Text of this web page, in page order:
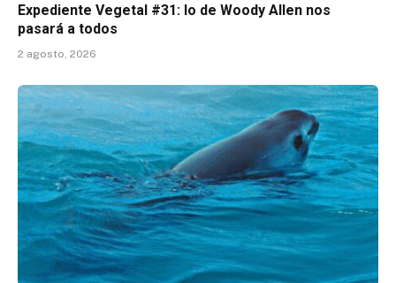
Expediente Vegetal #31: lo de Woody Allen nos
pasará a todos
2 agosto, 2026